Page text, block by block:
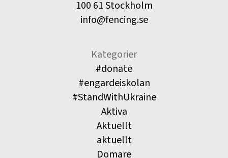
100 61 Stockholm
info@fencing.se
Kategorier
#donate
#engardeiskolan
#StandWithUkraine
Aktiva
Aktuellt
aktuellt
Domare